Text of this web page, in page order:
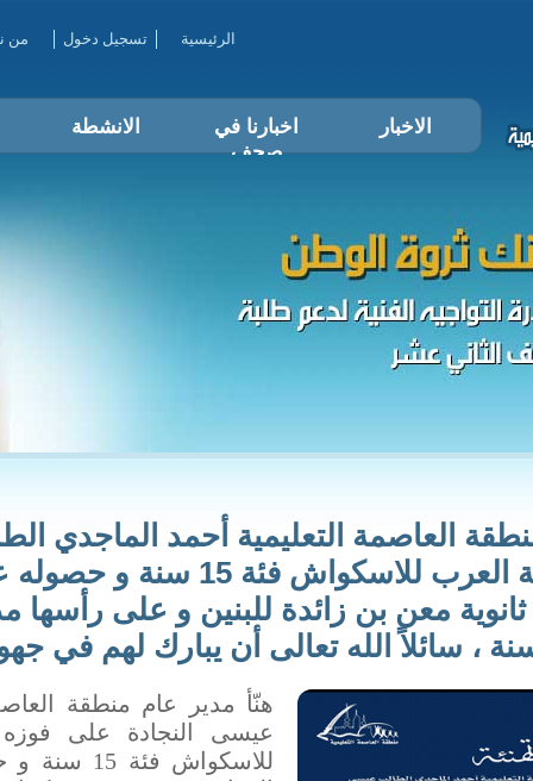
الرئيسية تسجيل دخول من
الاخبار
اخبارنا في
صحف
الانشطة
العاصمة التعليمية أحمد الماجدي
هنأ ثانوية معن بن زائدة للبنين و على
، سائلاً الله تعالى أن يبارك لهم في
هنّأ مدير عام منطقة
عيسى النجادة على